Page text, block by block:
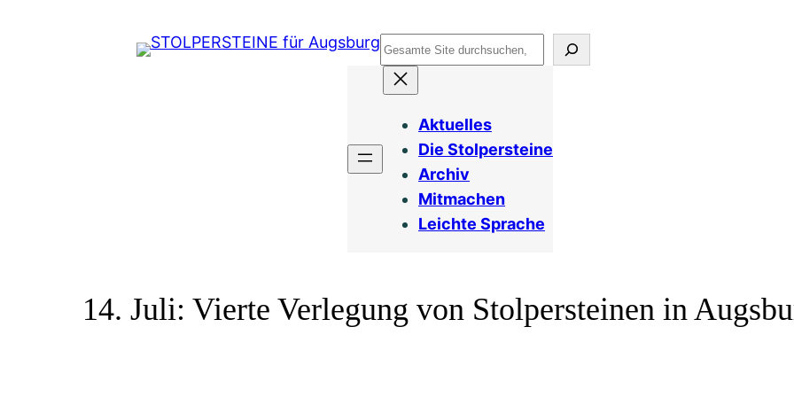
Suchen
Aktuelles
Die Stolpersteine
Archiv
Mitmachen
Leichte Sprache
14. Juli: Vierte Verlegung von Stolpersteinen in